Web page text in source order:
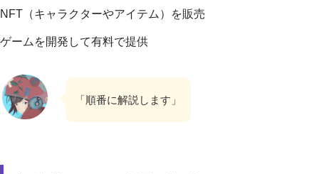
NFT（キャラクターやアイテム）を販売
ゲームを開発して有料で提供
「順番に解説します」